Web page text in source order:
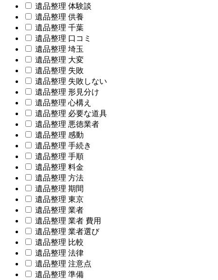
遺品整理 体験談
遺品整理 供養
遺品整理 千葉
遺品整理 口コミ
遺品整理 埼玉
遺品整理 大変
遺品整理 失敗
遺品整理 失敗しない
遺品整理 形見分け
遺品整理 心構え
遺品整理 必要な道具
遺品整理 悪徳業者
遺品整理 感動
遺品整理 手続き
遺品整理 手順
遺品整理 料金
遺品整理 方法
遺品整理 期間
遺品整理 東京
遺品整理 業者
遺品整理 業者 費用
遺品整理 業者選び
遺品整理 比較
遺品整理 法律
遺品整理 注意点
遺品整理 準備